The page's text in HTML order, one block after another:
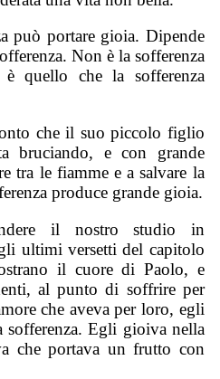
può portare gioia. Dipende
Non è la sofferenza
quello che la sofferenza
che il suo piccolo figlio
bruciando, e con grande
tra le fiamme e a salvare la
produce grande gioia.
il nostro studio in
ultimi versetti del capitolo
il cuore di Paolo, e
al punto di soffrire per
che aveva per loro, egli
sofferenza. Egli gioiva nella
che portava un frutto con